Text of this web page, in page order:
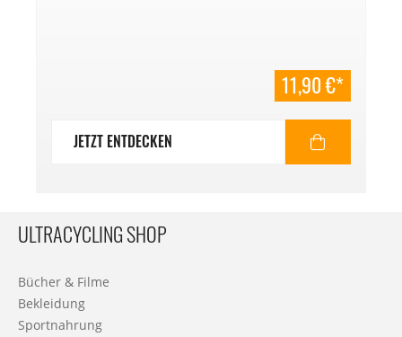
11,90 €*
JETZT ENTDECKEN
ULTRACYCLING SHOP
Bücher & Filme
Bekleidung
Sportnahrung